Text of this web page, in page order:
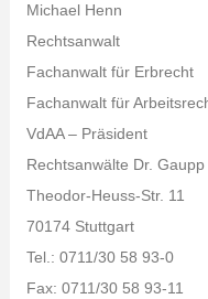
Michael Henn
Rechtsanwalt
Fachanwalt für
Fachanwalt für
VdAA – Präsident
Rechtsanwälte Dr.
Theodor-Heuss-Str. 11
70174 Stuttgart
Tel.: 0711/30 58 93-0
Fax: 0711/30 58 93-11